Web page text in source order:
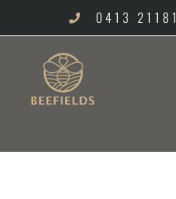
0413